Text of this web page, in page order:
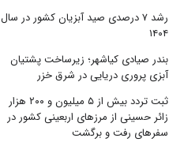
رشد ۷ درصدی صید آبزیان کشور در سال
۱۴۰۴
بندر صیادی کیاشهر؛ زیرساخت پشتیان
آبزی پروری دریایی در شرق خزر
ثبت تردد بیش از ۵ میلیون و ۲۰۰ هزار
زائر حسینی از مرزهای اربعینی کشور در
سفرهای رفت و برگشت